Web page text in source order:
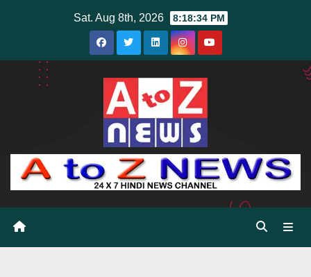
Sat. Aug 8th, 2026 8:18:35 PM